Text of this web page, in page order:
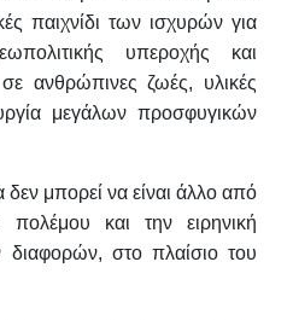
παιχνίδι των ισχυρών για
υπεροχής και
ανθρώπινες ζωές, υλικές
μεγάλων προσφυγικών
μπορεί να είναι άλλο από
και την ειρηνική
διαφορών, στο πλαίσιο του